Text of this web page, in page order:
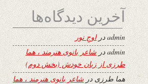
آخرین دیدگاه‌ها
adminدراوجِ نور
adminدر شاعر بانوی هنرمند ، هما
طرزی از زبان خودش (بخش دوم)
هما طرزی در شاعر بانوی هنرمند ، هما